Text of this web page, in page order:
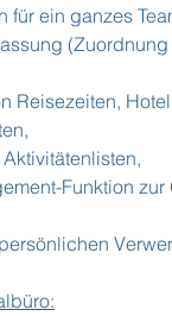
für ein ganzes
Reisezeiten,
Funktion